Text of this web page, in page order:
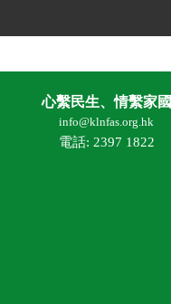
心繫民生、情繫家國
info@klnfas.org.hk
電話: 2397 1822